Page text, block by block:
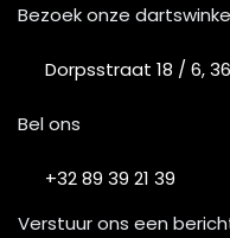
Bezoek onze
Dorpsstraat 18 / 6,
Bel ons
+32 89 39 21 39
Verstuur ons een